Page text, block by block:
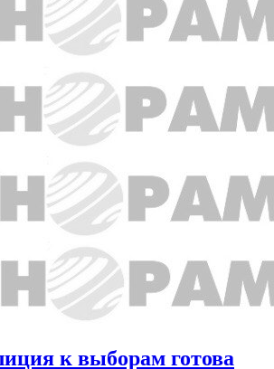
к выборам готова